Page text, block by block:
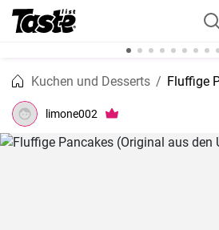
Kuchen und Desserts
limone002